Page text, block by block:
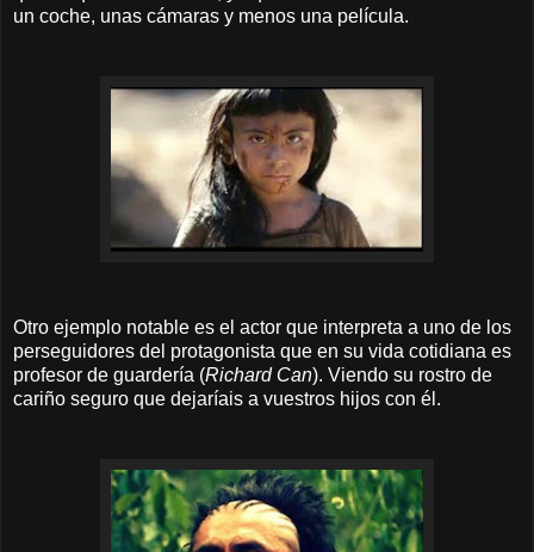
un coche, unas cámaras y menos una película.
Otro ejemplo notable es el actor que interpreta a uno de los
perseguidores del protagonista que en su vida cotidiana es
profesor de guardería (Richard Can). Viendo su rostro de
cariño seguro que dejaríais a vuestros hijos con él.